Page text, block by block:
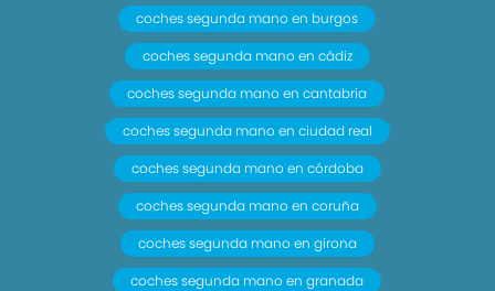
KIA CEE´D TECH en Madrid, del año 2018 con 90
CV de potencia. Diesel, Manual y 5 puertas.
coches segunda mano en burgos
coches segunda mano en cádiz
coches segunda mano en cantabria
coches segunda mano en ciudad real
coches segunda mano en córdoba
coches segunda mano en coruña
coches segunda mano en girona
coches segunda mano en granada